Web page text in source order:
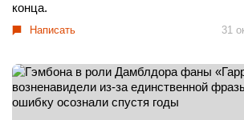
конца.
Написать 31